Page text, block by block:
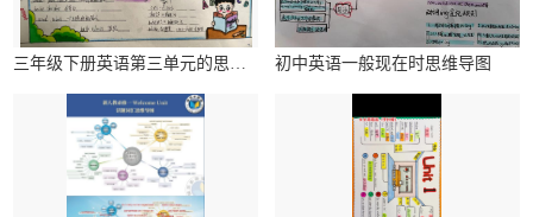
三年级下册英语第三单元的思维导图 初中英语一般现在时思维导图